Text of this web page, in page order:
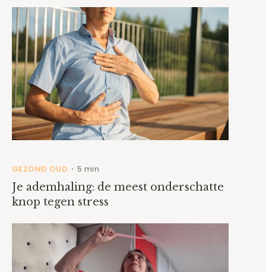
GEZOND OUD • 5 min
Je ademhaling: de meest onderschatte
knop tegen stress